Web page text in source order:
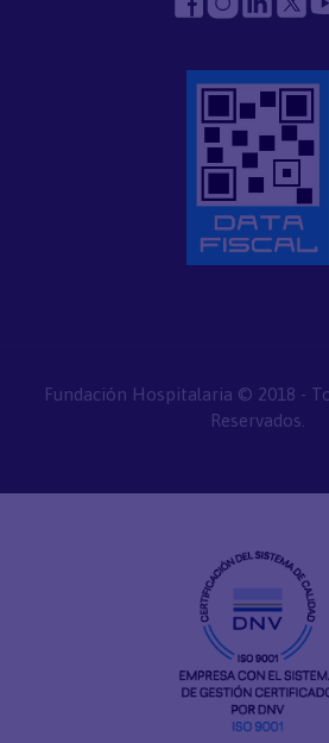
Fundación Hospitalaria © 2018 -
Reservados.